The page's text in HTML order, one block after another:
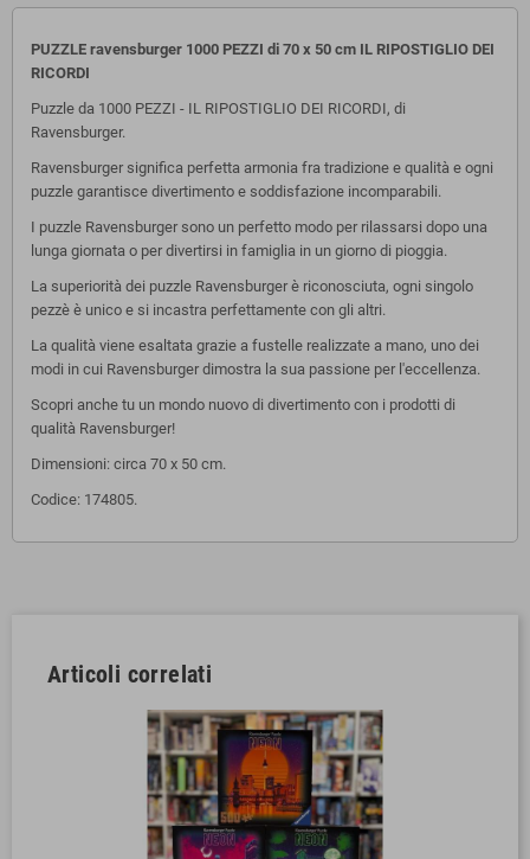
PUZZLE ravensburger 1000 PEZZI di 70 x 50 cm IL RIPOSTIGLIO DEI
RICORDI
Puzzle da 1000 PEZZI - IL RIPOSTIGLIO DEI RICORDI, di
Ravensburger.
Ravensburger significa perfetta armonia fra tradizione e qualità e ogni
puzzle garantisce divertimento e soddisfazione incomparabili.
I puzzle Ravensburger sono un perfetto modo per rilassarsi dopo una
lunga giornata o per divertirsi in famiglia in un giorno di pioggia.
La superiorità dei puzzle Ravensburger è riconosciuta, ogni singolo
pezzè è unico e si incastra perfettamente con gli altri.
La qualità viene esaltata grazie a fustelle realizzate a mano, uno dei
modi in cui Ravensburger dimostra la sua passione per l'eccellenza.
Scopri anche tu un mondo nuovo di divertimento con i prodotti di
qualità Ravensburger!
Dimensioni: circa 70 x 50 cm.
Codice: 174805.
Articoli correlati